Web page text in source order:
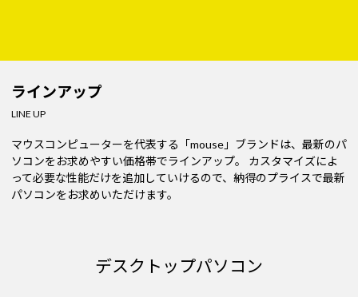
ラインアップ
LINE UP
マウスコンピューターを代表する「mouse」ブランドは、最新のパ
ソコンをお求めやすい価格帯でラインアップ。 カスタマイズによ
って必要な性能だけを追加していけるので、納得のプライスで最新
パソコンをお求めいただけます。
デスクトップパソコン